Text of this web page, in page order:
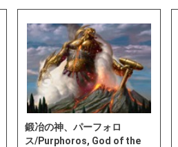
鍛冶の神、パーフォロ
ス/Purphoros, God of the